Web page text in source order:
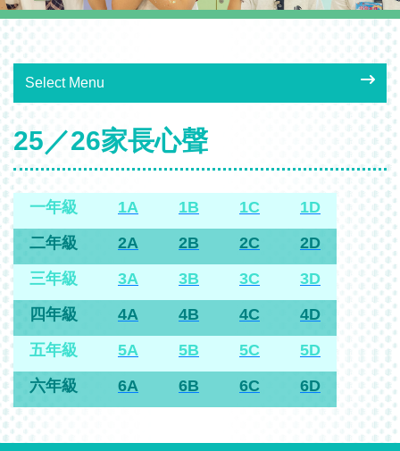
Select Menu
25／26家長心聲
一年級 1A 1B 1C
1D
二年級
2A 2B 2C
2D
三年級
3A 3B 3C
3D
四年級
4A 4B 4C
4D
五年級
5A 5B 5C
5D
六年級
6A 6B 6C 6D